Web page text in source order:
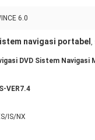
6.0
navigasi portabel ,
DVD Sistem
VER7.4
IS/NX